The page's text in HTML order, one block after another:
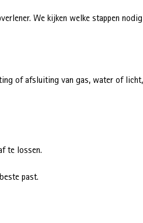
We kijken welke stappen
of afsluiting van gas, water of licht,
te lossen.
past.